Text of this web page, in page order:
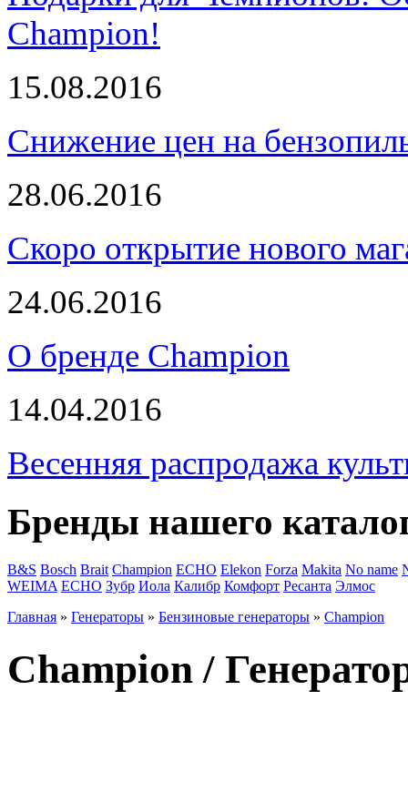
Champion!
15.08.2016
Снижение цен на
28.06.2016
Скоро открытие нового
24.06.2016
О бренде Champion
14.04.2016
Весенняя распродажа
Бренды нашего
B&S Bosch Brait Champion ECHO Elekon Forza Makita No name
WEIMA ЕСНО Зубр Иола Калибр Комфорт Ресанта Элмос
Главная » Генераторы » Бензиновые генераторы » Champion
Champion /